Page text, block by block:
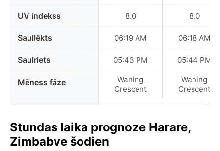
UV indekss
Saullēkts
Saulriets
Mēness fāze
8.0
06:19 AM
05:43 PM
Waning
Crescent
8.0
06:18 AM
05:44 PM
Waning
Crescent
Stundas laika prognoze Harare,
Zimbabve šodien